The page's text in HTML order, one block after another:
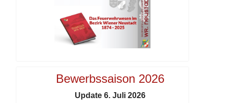
Bewerbssaison 2026
Update 6. Juli 2026